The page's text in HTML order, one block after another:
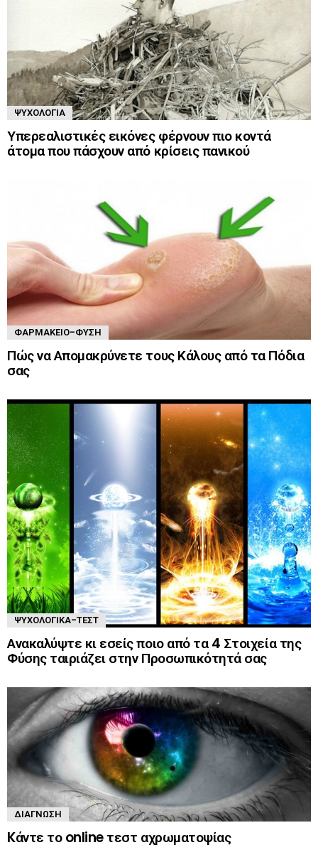
ΨΥΧΟΛΟΓΊΑ
Υπερεαλιστικές εικόνες φέρνουν πιο κοντά
άτομα που πάσχουν από κρίσεις πανικού
ΦΑΡΜΑΚΕΊΟ-ΦΎΣΗ
Πώς να Απομακρύνετε τους Κάλους από τα Πόδια
σας
ΨΥΧΟΛΟΓΙΚΆ-ΤΈΣΤ
Ανακαλύψτε κι εσείς ποιο από τα 4 Στοιχεία της
Φύσης ταιριάζει στην Προσωπικότητά σας
ΔΙΆΓΝΩΣΗ
Kάντε το online τεστ αχρωματοψίας